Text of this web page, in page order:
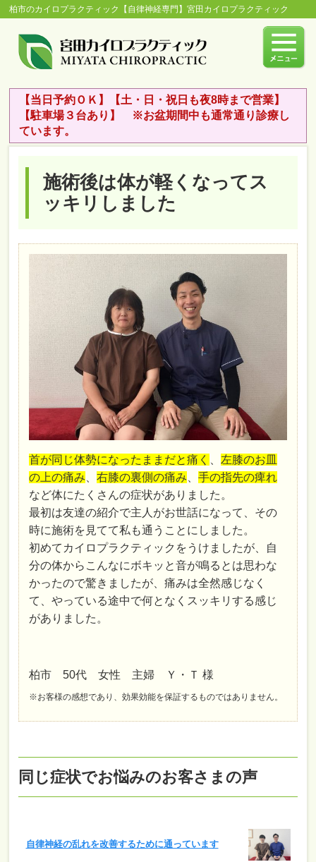
柏市のカイロプラクティック【自律神経専門】宮田カイロプラクティック
【当日予約ＯＫ】【土・日・祝日も夜8時まで営業】
【駐車場３台あり】 ※お盆期間中も通常通り診療し
ています。
施術後は体が軽くなってス
ッキリしました
首が同じ体勢になったままだと痛く
左膝のお皿
の上の痛み 、右膝の裏側の痛み 、手の指先の痺れ
など体にたくさんの症状がありました。
最初は友達の紹介で主人がお世話になって、その
時に施術を見てて私も通うことにしました。
初めてカイロプラクティックをうけましたが、自
分の体からこんなにボキッと音が鳴るとは思わな
かったので驚きましたが、痛みは全然感じなく
て、やっている途中で何となくスッキリする感じ
がありました。
柏市 50代 女性 主婦 Ｙ・Ｔ 様
※お客様の感想であり、効果効能を保証するものではありません。
同じ症状でお悩みのお客さまの声
自律神経の乱れを改善するために通っています